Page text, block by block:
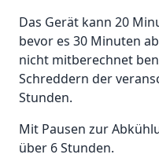
Das Gerät kann 20
bevor es 30 Minuten
nicht mitberechnet
Schreddern der
Stunden.
Mit Pausen zur
über 6 Stunden.